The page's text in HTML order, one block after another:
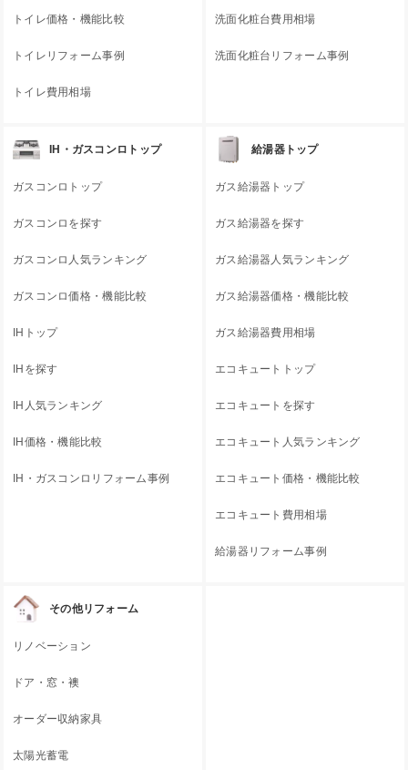
トイレ価格・機能比較
トイレリフォーム事例
トイレ費用相場
洗面化粧台費用相場
洗面化粧台リフォーム事例
IH・ガスコンロトップ
ガスコンロトップ
ガスコンロを探す
ガスコンロ人気ランキング
ガスコンロ価格・機能比較
IHトップ
IHを探す
IH人気ランキング
IH価格・機能比較
IH・ガスコンロリフォーム事例
給湯器トップ
ガス給湯器トップ
ガス給湯器を探す
ガス給湯器人気ランキング
ガス給湯器価格・機能比較
ガス給湯器費用相場
エコキュートトップ
エコキュートを探す
エコキュート人気ランキング
エコキュート価格・機能比較
エコキュート費用相場
給湯器リフォーム事例
その他リフォーム
リノベーション
ドア・窓・襖
オーダー収納家具
太陽光蓄電